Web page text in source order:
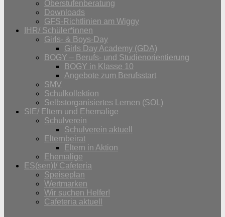
Oberstufenberatung
Downloads
GFS-Richtlinien am Wiggy
IHR/ Schüler*innen
Girls- & Boys-Day
Girls Day Academy (GDA)
BOGY – Berufs- und Studienorientierung
BOGY in Klasse 10
Angebote zum Berufsstart
SMV
Schulkollektion
Selbstorganisiertes Lernen (SOL)
SIE/ Eltern und Ehemalige
Schulverein
Schulverein aktuell
Elternbeirat
Eltern in Aktion
Ehemalige
ES(sen)!/ Cafeteria
Speiseplan
Wertmarken
Wir suchen Helfer!
Cafeteria aktuell